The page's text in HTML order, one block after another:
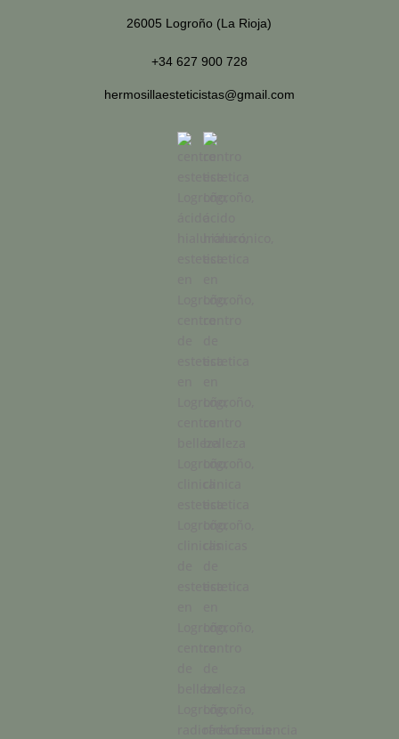
26005 Logroño (La Rioja)
+34 627 900 728
hermosillaesteticistas@gmail.com